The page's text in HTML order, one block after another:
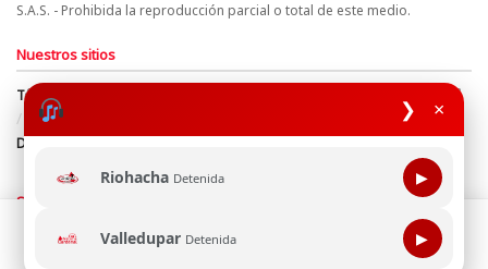
❯ ×
Riohacha Detenida ▶
Valledupar Detenida ▶
S.A.S. - Prohibida la reproducción parcial o total de este medio.
Nuestros sitios
Términos y Condiciones
Derechos de Autor y Propiedad Intelectual
Política de uso de cookies
Política de Tratamiento de Datos
Directrices Editoriales
Síguenos
Esta página web usa cookie para mejorar tu experiencia de
navegación, al continuar aceptas nuestra política de uso de